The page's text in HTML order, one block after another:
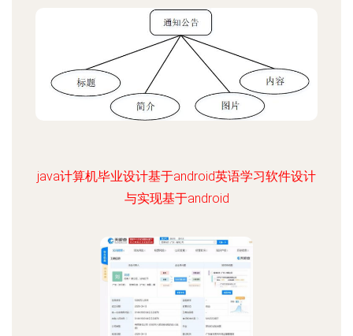
java计算机毕业设计基于android英语学习软件设计
与实现基于android